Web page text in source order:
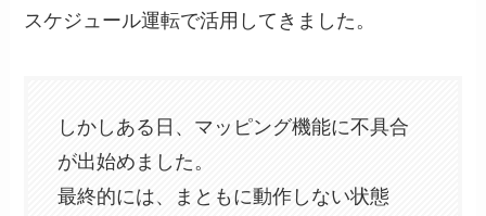
スケジュール運転で活用してきました。
しかしある日、マッピング機能に不具合
が出始めました。
最終的には、まともに動作しない状態